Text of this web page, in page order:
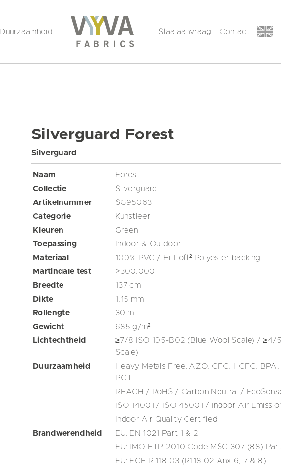
Duurzaamheid Staalaanvraag Contact
Silverguard Forest
Silverguard
Naam
Forest
Collectie
Silverguard
Artikelnummer
SG95063
Categorie
Kunstleer
Kleuren
Green
Toepassing
Indoor & Outdoor
Materiaal
100% PVC / Hi-Loft² Polyester backing
Martindale test
>300.000
Breedte
137cm
Dikte
1,15 mm
Rollengte
30 m
Gewicht
685g/m²
Lichtechtheid
≥7/8 ISO 105-B02 (Blue Wool Scale) / ≥4/
Scale)
Duurzaamheid
Heavy Metals Free: AZO, CFC, HCFC, BPA,
PCT
REACH / RoHS / Carbon Neutral /
ISO 14001 / ISO 45001 / Indoor Air
Indoor Air Quality Certified
Brandwerendheid
EU: EN 1021 Part 1 & 2
EU: IMO FTP 2010 Code MSC.307 (88)
EU: ECE R 118.03 (R118.02 Anx 6, 7 & 8)